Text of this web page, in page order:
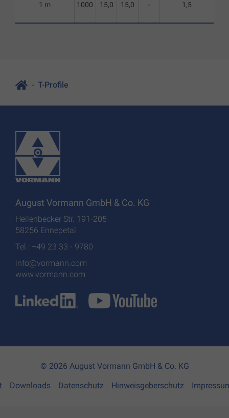
1 m 1000 15,0 15,0 - 1,5
T-Profile
August Vormann GmbH & Co. KG
Heilenbecker Str. 191-205
58256 Ennepetal
Tel.: +49 23 33 - 9780
info@vormann.com
www.vormann.com
© 2026 August Vormann GmbH & Co. KG
Downloads Datenschutz Hinweisgeberschutz